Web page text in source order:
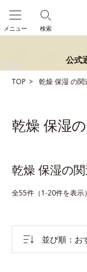
検索
メニュー
公式
TOP 乾燥保湿の関
乾燥 保湿
乾燥 保湿の
全55件（1-20件を表示）
並び順 お